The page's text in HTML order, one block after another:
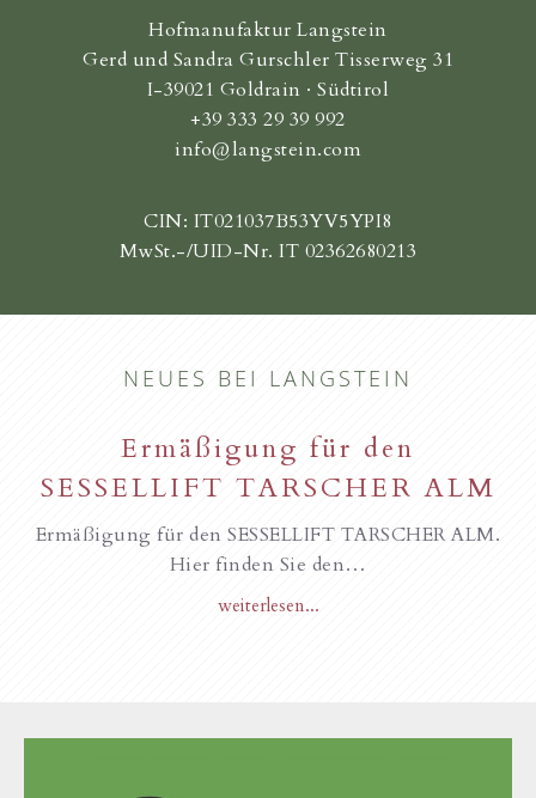
Hofmanufaktur Langstein
Gerd und Sandra Gurschler Tisserweg 31
I-39021 Goldrain · Südtirol
+39 333 29 39 992
info@langstein.com
CIN: IT021037B53YV5YPI8
MwSt.-/UID-Nr. IT 02362680213
NEUES BEI LANGSTEIN
Ermäßigung für den
SESSELLIFT TARSCHER ALM
Ermäßigung für den SESSELLIFT TARSCHER ALM.
Hier finden Sie den…
weiterlesen...